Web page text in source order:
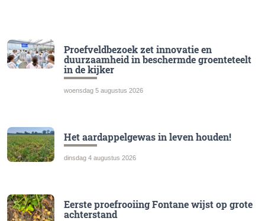
Proefveldbezoek zet innovatie en
duurzaamheid in beschermde groenteteelt
in de kijker
woensdag 5 augustus 2026
Het aardappelgewas in leven houden!
dinsdag 4 augustus 2026
Eerste proefrooiing Fontane wijst op grote
achterstand